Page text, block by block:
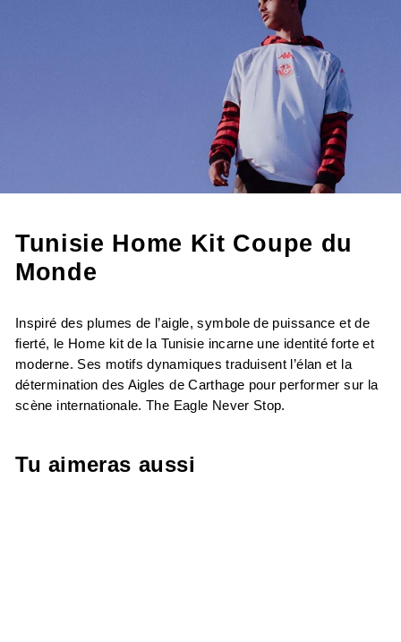
Tunisie Home Kit Coupe du
Monde
Inspiré des plumes de l’aigle, symbole de puissance et de
fierté, le Home kit de la Tunisie incarne une identité forte et
moderne. Ses motifs dynamiques traduisent l’élan et la
détermination des Aigles de Carthage pour performer sur la
scène internationale. The Eagle Never Stop.
Tu aimeras aussi